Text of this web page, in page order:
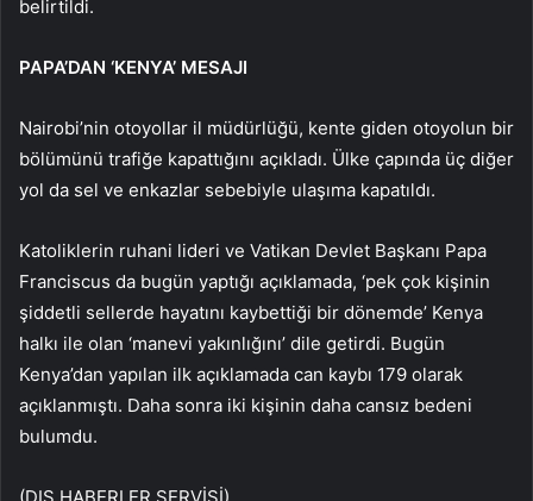
belirtildi.
PAPA’DAN ‘KENYA’ MESAJI
Nairobi’nin otoyollar il müdürlüğü, kente giden otoyolun bir
bölümünü trafiğe kapattığını açıkladı. Ülke çapında üç diğer
yol da sel ve enkazlar sebebiyle ulaşıma kapatıldı.
Katoliklerin ruhani lideri ve Vatikan Devlet Başkanı Papa
Franciscus da bugün yaptığı açıklamada, ‘pek çok kişinin
şiddetli sellerde hayatını kaybettiği bir dönemde’ Kenya
halkı ile olan ‘manevi yakınlığını’ dile getirdi. Bugün
Kenya’dan yapılan ilk açıklamada can kaybı 179 olarak
açıklanmıştı. Daha sonra iki kişinin daha cansız bedeni
bulumdu.